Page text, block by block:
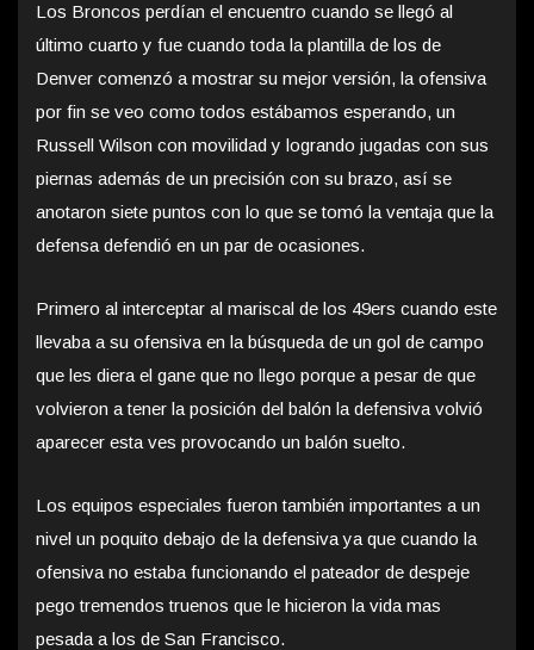
Los Broncos perdían el encuentro cuando se llegó al
último cuarto y fue cuando toda la plantilla de los de
Denver comenzó a mostrar su mejor versión, la ofensiva
por fin se veo como todos estábamos esperando, un
Russell Wilson con movilidad y logrando jugadas con sus
piernas además de un precisión con su brazo, así se
anotaron siete puntos con lo que se tomó la ventaja que la
defensa defendió en un par de ocasiones.
Primero al interceptar al mariscal de los 49ers cuando este
llevaba a su ofensiva en la búsqueda de un gol de campo
que les diera el gane que no llego porque a pesar de que
volvieron a tener la posición del balón la defensiva volvió
aparecer esta ves provocando un balón suelto.
Los equipos especiales fueron también importantes a un
nivel un poquito debajo de la defensiva ya que cuando la
ofensiva no estaba funcionando el pateador de despeje
pego tremendos truenos que le hicieron la vida mas
pesada a los de San Francisco.